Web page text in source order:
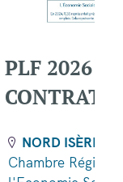
de la
par ESS
PLF 2026 :
CONTRAT
NORD ISÈRE
Chambre